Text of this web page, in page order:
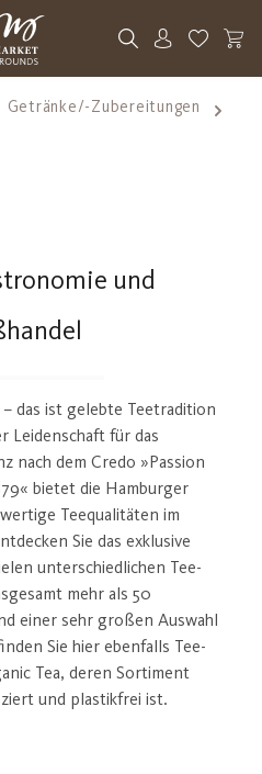
Du hast
Getränke/-Zubereitungen
und
– das ist gelebte Teetradition
Leidenschaft für das
nach dem Credo »Passion
bietet die Hamburger
Teequalitäten im
Sie das exklusive
unterschiedlichen Tee-
mehr als 50
einer sehr großen Auswahl
Sie hier ebenfalls Tee-
Tea, deren Sortiment
und plastikfrei ist.